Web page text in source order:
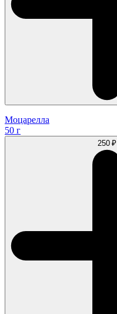
Моцарелла
50 г
250 ₽